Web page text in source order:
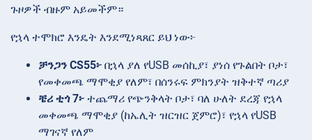
ጉዞዎች ብዙም አይመችም።
የኋላ ተሞክሮ እንዴት እንደሚነጻጸር ይህ ነው፦
ቻንጋን CS55፦ በኋላ ያለ የUSB መሰኪያ፣ ያነሰ የጉልበት ቦታ፣
የመቀመጫ ማሞቂያ የለም፣ በሰንሩፍ ምክንያት ዝቅተኛ ጣሪያ
ቼሪ ቲጎ 7፦ ተጨማሪ የጭንቅላት ቦታ፣ ባለ ሁለት ደረጃ የኋላ
መቀመጫ ማሞቂያ (ከኤሊት ዝርዝር ጀምሮ)፣ የኋላ የUSB
ማገናኛ የለም